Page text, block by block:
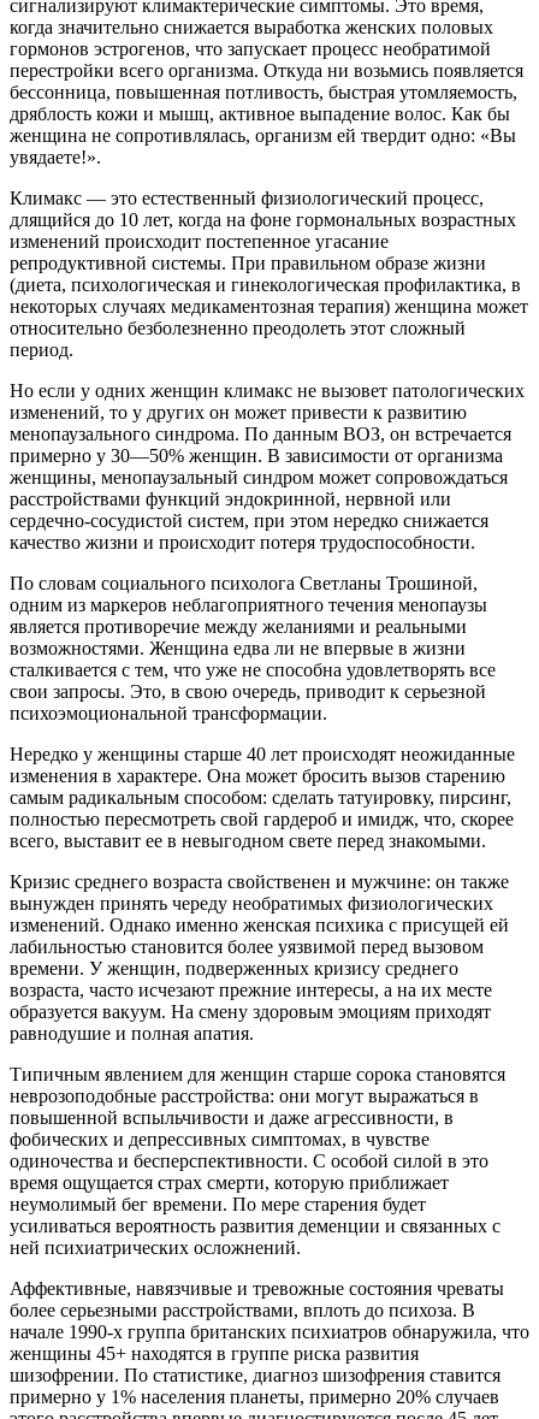
сигнализируют климактерические симптомы. Это время,
когда значительно снижается выработка женских половых
гормонов эстрогенов, что запускает процесс необратимой
перестройки всего организма. Откуда ни возьмись появляется
бессонница, повышенная потливость, быстрая утомляемость,
дряблость кожи и мышц, активное выпадение волос. Как бы
женщина не сопротивлялась, организм ей твердит одно: «Вы
увядаете!».
Климакс — это естественный физиологический процесс,
длящийся до 10 лет, когда на фоне гормональных возрастных
изменений происходит постепенное угасание
репродуктивной системы. При правильном образе жизни
(диета, психологическая и гинекологическая профилактика, в
некоторых случаях медикаментозная терапия) женщина может
относительно безболезненно преодолеть этот сложный
период.
Но если у одних женщин климакс не вызовет патологических
изменений, то у других он может привести к развитию
менопаузального синдрома. По данным ВОЗ, он встречается
примерно у 30—50% женщин. В зависимости от организма
женщины, менопаузальный синдром может сопровождаться
расстройствами функций эндокринной, нервной или
сердечно-сосудистой систем, при этом нередко снижается
качество жизни и происходит потеря трудоспособности.
По словам социального психолога Светланы Трошиной,
одним из маркеров неблагоприятного течения менопаузы
является противоречие между желаниями и реальными
возможностями. Женщина едва ли не впервые в жизни
сталкивается с тем, что уже не способна удовлетворять все
свои запросы. Это, в свою очередь, приводит к серьезной
психоэмоциональной трансформации.
Нередко у женщины старше 40 лет происходят неожиданные
изменения в характере. Она может бросить вызов старению
самым радикальным способом: сделать татуировку, пирсинг,
полностью пересмотреть свой гардероб и имидж, что, скорее
всего, выставит ее в невыгодном свете перед знакомыми.
Кризис среднего возраста свойственен и мужчине: он также
вынужден принять череду необратимых физиологических
изменений. Однако именно женская психика с присущей ей
лабильностью становится более уязвимой перед вызовом
времени. У женщин, подверженных кризису среднего
возраста, часто исчезают прежние интересы, а на их месте
образуется вакуум. На смену здоровым эмоциям приходят
равнодушие и полная апатия.
Типичным явлением для женщин старше сорока становятся
неврозоподобные расстройства: они могут выражаться в
повышенной вспыльчивости и даже агрессивности, в
фобических и депрессивных симптомах, в чувстве
одиночества и бесперспективности. С особой силой в это
время ощущается страх смерти, которую приближает
неумолимый бег времени. По мере старения будет
усиливаться вероятность развития деменции и связанных с
ней психиатрических осложнений.
Аффективные, навязчивые и тревожные состояния чреваты
более серьезными расстройствами, вплоть до психоза. В
начале 1990-х группа британских психиатров обнаружила, что
женщины 45+ находятся в группе риска развития
шизофрении. По статистике, диагноз шизофрения ставится
примерно у 1% населения планеты, примерно 20% случаев